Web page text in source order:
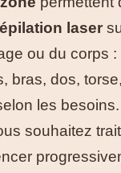
épilation laser
ou du corps :
bras, dos,
les
souhaitez